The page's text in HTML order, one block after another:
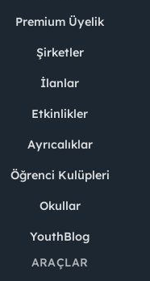
Premium Üyelik
Şirketler
İlanlar
Etkinlikler
Ayrıcalıklar
Öğrenci Kulüpleri
Okullar
YouthBlog
ARAÇLAR